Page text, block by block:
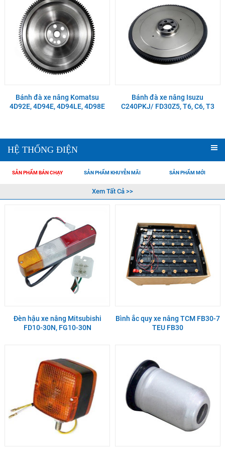
Bánh đà xe nâng Komatsu
4D92E, 4D94E, 4D94LE, 4D98E
Bánh đà xe nâng Isuzu
C240PKJ/ FD30Z5, T6, C6, T3
HỆ THỐNG ĐIỆN
SẢN PHẨM BÁN CHẠY SẢN PHẨM KHUYỄN MÃI SẢN PHẨM MỚI
Xem Tất Cả >>
Đèn hậu xe nâng Mitsubishi
FD10-30N, FG10-30N
Bình ắc quy xe nâng TCM FB30-7
TEU FB30